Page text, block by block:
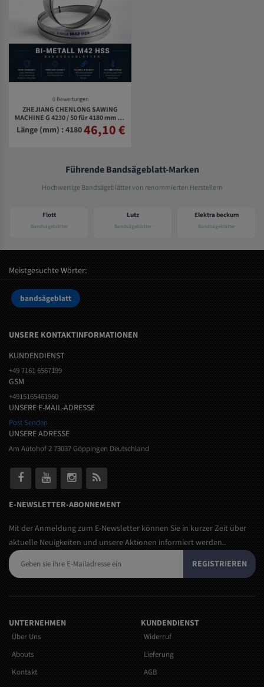
0 Bewertungen
ZHEJIANG CHENLONG SAWING
MACHINE G 4230 / 50 für 4180 mm Bi-
Metall Bandsägeblätter
Länge (mm) : 418046,10 €
Führende Bandsägeblatt-Marken
Hochwertige Bandsägeblätter von renommierten Herstellern
Flott
Bandsägeblätter
Lutz
Bandsägeblätter
Elektra beckum
Bandsägeblätter
Meistgesuchte Wörter:
bandsägeblatt
UNSERE KONTAKTINFORMATIONEN
KUNDENDIENST
+49 7161 6567199
GSM
+4915165461960
UNSERE E-MAIL-ADRESSE
Post Senden
UNSERE ADRESSE
Am Autohof 2 73037 Göppingen Deutschland
E-NEWSLETTER-ABONNEMENT
Mit der Anmeldung zum E-Newsletter können Sie in kurzer Zeit über
aktuelle Neuigkeiten und unsere Aktionen informiert werden..
REGISTRIEREN
UNTERNEHMEN
Über Uns
Abouts
Kontakt
KUNDENDIENST
Widerruf
Lieferung
AGB